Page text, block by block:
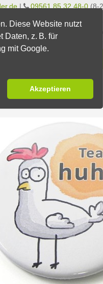
Diese Website nutzt
Daten, z. B. für
mit Google.
Akzeptieren
| 09561 85 32 48-0 (8-
JGA / Hochzeit Huhn